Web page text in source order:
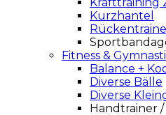
Kurzhantel
Fitness &
Balance +
Diverse Bälle
Diverse
Handtrainer